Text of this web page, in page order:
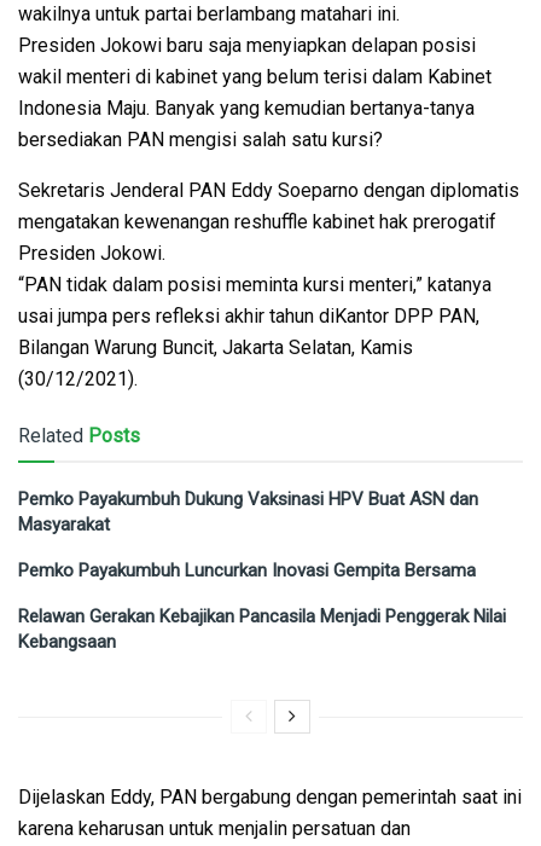
wakilnya untuk partai berlambang matahari ini.
Presiden Jokowi baru saja menyiapkan delapan posisi
wakil menteri di kabinet yang belum terisi dalam Kabinet
Indonesia Maju. Banyak yang kemudian bertanya-tanya
bersediakan PAN mengisi salah satu kursi?
Sekretaris Jenderal PAN Eddy Soeparno dengan diplomatis
mengatakan kewenangan reshuffle kabinet hak prerogatif
Presiden Jokowi.
“PAN tidak dalam posisi meminta kursi menteri,” katanya
usai jumpa pers refleksi akhir tahun diKantor DPP PAN,
Bilangan Warung Buncit, Jakarta Selatan, Kamis
(30/12/2021).
Related Posts
Pemko Payakumbuh Dukung Vaksinasi HPV Buat ASN dan
Masyarakat
Pemko Payakumbuh Luncurkan Inovasi Gempita Bersama
Relawan Gerakan Kebajikan Pancasila Menjadi Penggerak Nilai
Kebangsaan
Dijelaskan Eddy, PAN bergabung dengan pemerintah saat ini
karena keharusan untuk menjalin persatuan dan